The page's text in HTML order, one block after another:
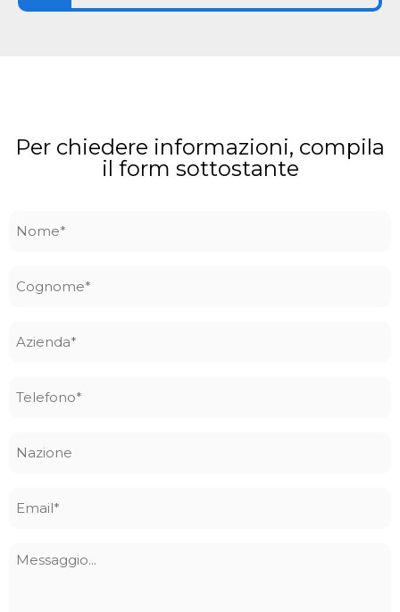
Per chiedere informazioni, compila
il form sottostante
Messaggio